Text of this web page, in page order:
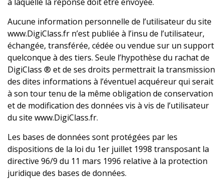
Aucune information personnelle de l’utilisateur du site
www.DigiClass.fr n’est publiée à l’insu de l’utilisateur,
échangée, transférée, cédée ou vendue sur un support
quelconque à des tiers. Seule l’hypothèse du rachat de
DigiClass ® et de ses droits permettrait la transmission
des dites informations à l’éventuel acquéreur qui serait
à son tour tenu de la même obligation de conservation
et de modification des données vis à vis de l’utilisateur
du site www.DigiClass.fr.
Les bases de données sont protégées par les
dispositions de la loi du 1er juillet 1998 transposant la
directive 96/9 du 11 mars 1996 relative à la protection
juridique des bases de données.